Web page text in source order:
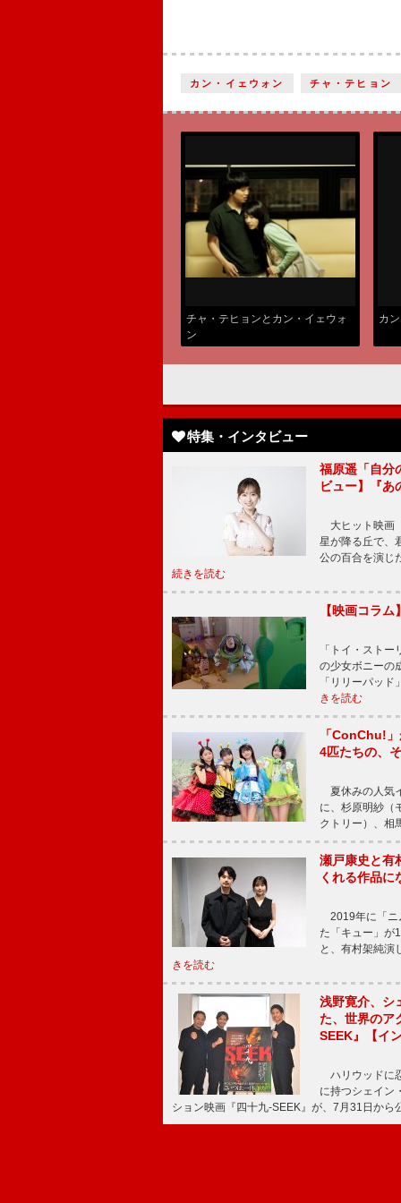
カン・イェウォン チャ・テヒョン
チャ・テヒョンとカン・イェウォ
ン
カ
特集・インタビュー
福原遥「自分
ビュー】『あ
大ヒット映画
星が降る丘で、
公の百合を演じ
続きを読む
【映画コラ
「トイ・スト
の少女ボニーの
「リリーパッ
きを読む
「ConChu!
4匹たちの、
夏休みの人気
に、杉原明紗（
クトリー）、相
瀬戸康史と有
くれる作品
2019年に「ニ
た「キュー」が
と、有村架純
きを読む
浅野寛介、シ
た、世界のア
SEEK』【イ
ハリウッドに
に持つシェイン
ション映画『四十九-SEEK』が、7月31日か